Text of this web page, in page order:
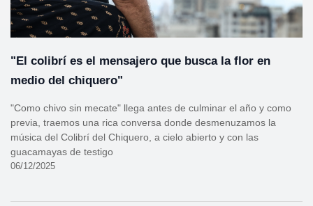
"El colibrí es el mensajero que busca la flor en
medio del chiquero"
"Como chivo sin mecate" llega antes de culminar el año y como
previa, traemos una rica conversa donde desmenuzamos la
música del Colibrí del Chiquero, a cielo abierto y con las
guacamayas de testigo
06/12/2025